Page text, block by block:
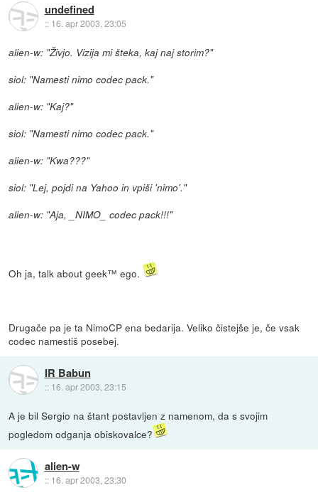
undefined
:: 16. apr 2003, 23:05
alien-w: "Živjo. Vizija mi šteka, kaj naj storim?"
siol: "Namesti nimo codec pack."
alien-w: "Kaj?"
siol: "Namesti nimo codec pack."
alien-w: "Kwa???"
siol: "Lej, pojdi na Yahoo in vpiši 'nimo'."
alien-w: "Aja, _NIMO_ codec pack!!!"
Oh ja, talk about geek™ ego.
Drugače pa je ta NimoCP ena bedarija. Veliko čistejše je, če vsak
codec namestiš posebej.
IR Babun
:: 16. apr 2003, 23:15
A je bil Sergio na štant postavljen z namenom, da s svojim
pogledom odganja obiskovalce?
alien-w
:: 16. apr 2003, 23:30